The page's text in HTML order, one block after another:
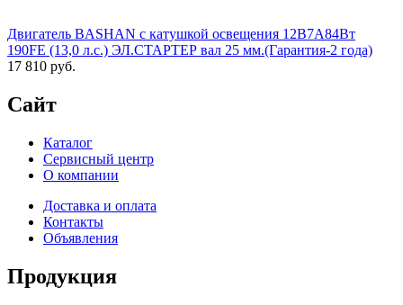
Двигатель BASHAN с катушкой освещения 12В7А84Вт
190FE (13,0 л.с.) ЭЛ.СТАРТЕР вал 25 мм.(Гарантия-2 года)
17 810 руб.
Сайт
Каталог
Сервисный центр
О компании
Доставка и оплата
Контакты
Объявления
Продукция